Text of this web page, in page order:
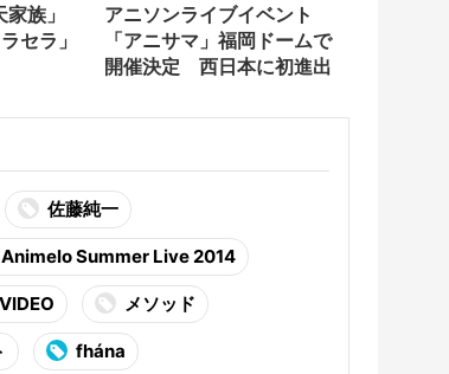
セラ」
アニソンライブイベント
「アニサマ」福岡ドームで
開催決定 西日本に初進出
佐藤純一
Animelo Summer Live 2014
メソッド
fhána